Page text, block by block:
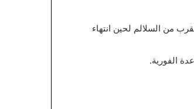
من السلالم لحين انتهاء